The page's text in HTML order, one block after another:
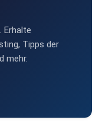
Erhalte
Tipps der
mehr.